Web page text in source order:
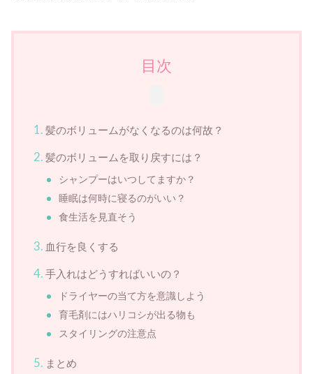
目次
髪のボリュームがなくなるのは何故？
髪のボリュームを取り戻すには？
シャンプーはいつしてますか？
睡眠は何時に寝るのがいい？
食生活を見直そう
血行を良くする
手入れはどうすればいいの？
ドライヤーの当て方を意識しよう
育毛剤にはハリコシが出る物も
スタイリングの注意点
まとめ